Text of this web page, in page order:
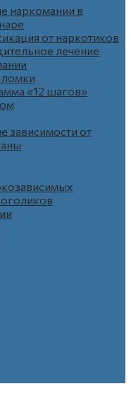
наркомании в
от наркотиков
лечение
ломки
«12 шагов»
зависимости от